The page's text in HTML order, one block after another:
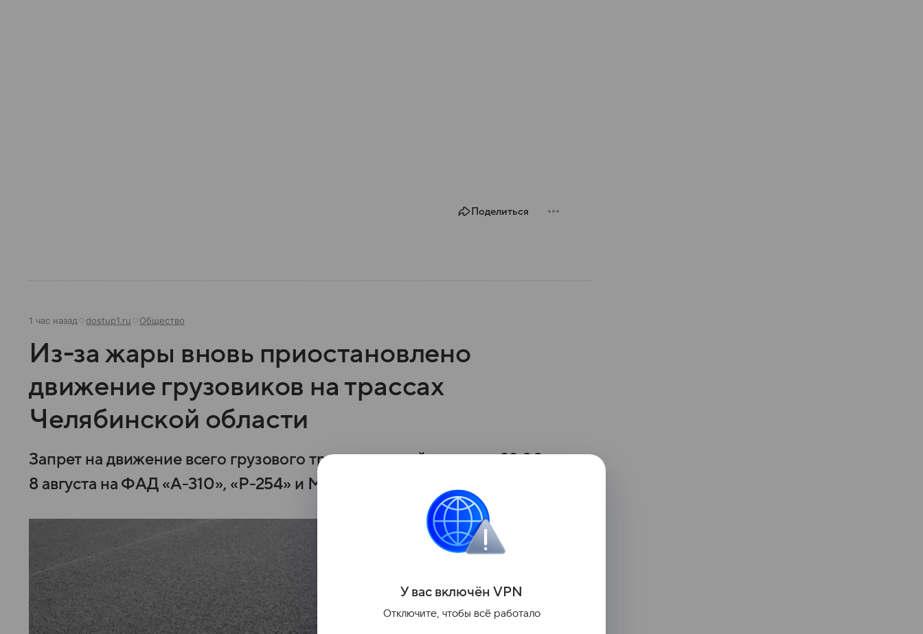
Поделиться
1 час назад dostup1.ru Общество
Из-за жары вновь приостановлено
движение грузовиков на трассах
Челябинской области
Запрет на движение всего грузового транспорта действует до 22:00
8 августа на ФАД «А-310», «Р-254» и М-5 «Урал».
У вас включён VPN
Отключите, чтобы всё работало